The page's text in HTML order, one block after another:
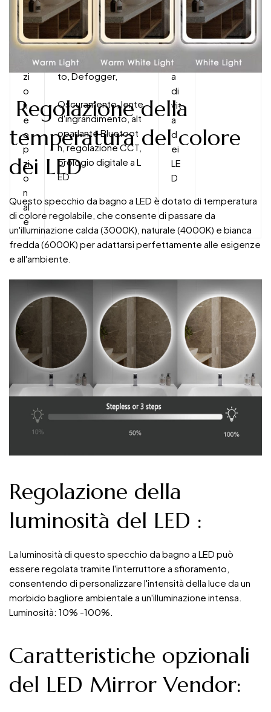
F
u
zi
o
n
e
o
p
zi
o
n
al
e
Interruttore con sen
sore di movimento/
sensore a sfioramen
to, Defogger,
Oscuramento, lente
d'ingrandimento, alt
oparlante Bluetoot
h, regolazione CCT,
orologio digitale a L
ED
D
ur
at
a
di
vit
a
d
ei
LE
D
50000
ore
Regolazione della
temperatura del colore
dei LED
Questo specchio da bagno a LED è dotato di temperatura
di colore regolabile, che consente di passare da
un'illuminazione calda (3000K), naturale (4000K) e bianca
fredda (6000K) per adattarsi perfettamente alle esigenze
e all'ambiente.
Regolazione della
luminosità del LED :
La luminosità di questo specchio da bagno a LED può
essere regolata tramite l'interruttore a sfioramento,
consentendo di personalizzare l'intensità della luce da un
morbido bagliore ambientale a un'illuminazione intensa.
Luminosità: 10% -100%.
Caratteristiche opzionali
del LED Mirror Vendor: